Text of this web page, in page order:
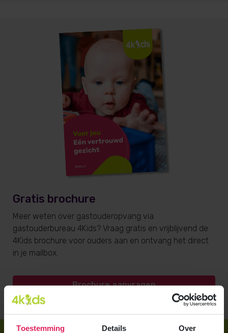
Toestemming Details Over
Gratis brochure
Meer weten over gastouderopvang via
gastouderbureau 4Kids? Vraag gratis en vrijblijvend de
4Kids brochure voor ouders aan en ontvang het direct
in je mailbox.
Brochure aanvragen